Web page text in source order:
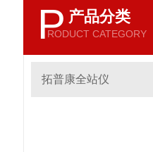
P 产品分类
RODUCT CATEGORY
拓普康全站仪